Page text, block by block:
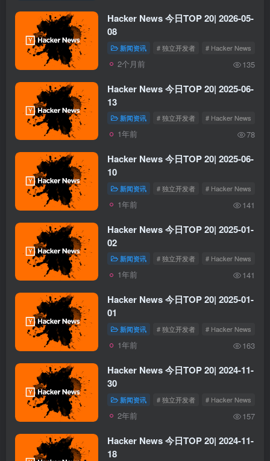
Hacker News 今日TOP 20| 2026-05-
08
新闻资讯 # 独立开发者 # Hacker News
2个月前 135
Hacker News 今日TOP 20| 2025-06-
13
新闻资讯 # 独立开发者 # Hacker News
1年前 78
Hacker News 今日TOP 20| 2025-06-
10
新闻资讯 # 独立开发者 # Hacker News
1年前 141
Hacker News 今日TOP 20| 2025-01-
02
新闻资讯 # 独立开发者 # Hacker News
1年前 141
Hacker News 今日TOP 20| 2025-01-
01
新闻资讯 # 独立开发者 # Hacker News
1年前 163
Hacker News 今日TOP 20| 2024-11-
30
新闻资讯 # 独立开发者 # Hacker News
2年前 157
Hacker News 今日TOP 20| 2024-11-
18